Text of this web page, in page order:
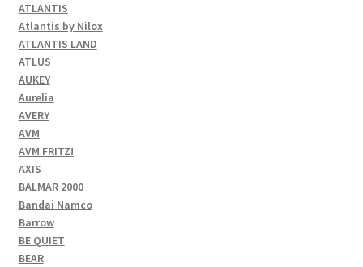
ATLANTIS
Atlantis by Nilox
ATLANTIS LAND
ATLUS
AUKEY
Aurelia
AVERY
AVM
AVM FRITZ!
AXIS
BALMAR 2000
Bandai Namco
Barrow
BE QUIET
BEAR